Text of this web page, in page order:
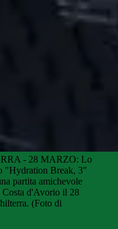
- 28 MARZO: Lo
"Hydration Break, 3"
partita amichevole
Costa d'Avorio il 28
(Foto di